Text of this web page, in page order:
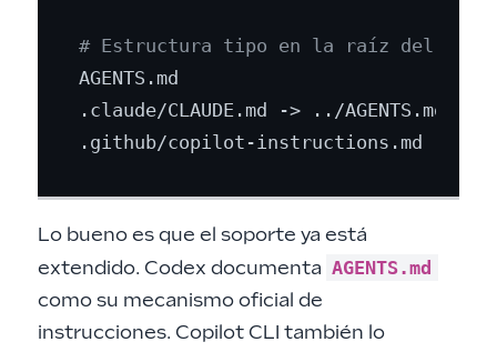
# Estructura tipo en la raíz del
AGENTS.md
.claude/CLAUDE.md -> ../AGENTS.md
Lo bueno es que el soporte ya está
extendido. Codex documenta AGENTS.md
como su mecanismo oficial de
instrucciones. Copilot CLI también lo